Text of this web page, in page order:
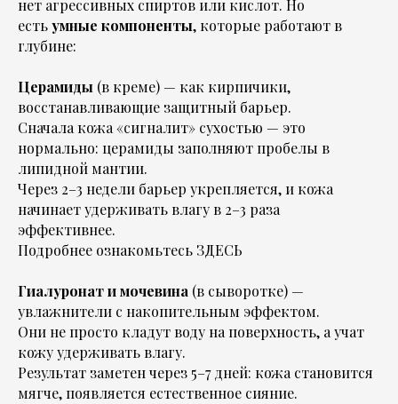
нет агрессивных спиртов или кислот. Но
естьумные компоненты, которые работают в
глубине:
Церамиды (в креме) — как кирпичики,
восстанавливающие защитный барьер.
Сначала кожа «сигналит» сухостью — это
нормально: церамиды заполняют пробелы в
липидной мантии.
Через 2–3 недели барьер укрепляется, и кожа
начинает удерживать влагу в 2–3 раза
эффективнее.
Подробнее ознакомьтесь ЗДЕСЬ
Гиалуронат и мочевина (в сыворотке) —
увлажнители с накопительным эффектом.
Они не просто кладут воду на поверхность, а учат
кожуудерживать влагу.
Результат заметен через 5–7 дней: кожа становится
мягче, появляется естественное сияние.